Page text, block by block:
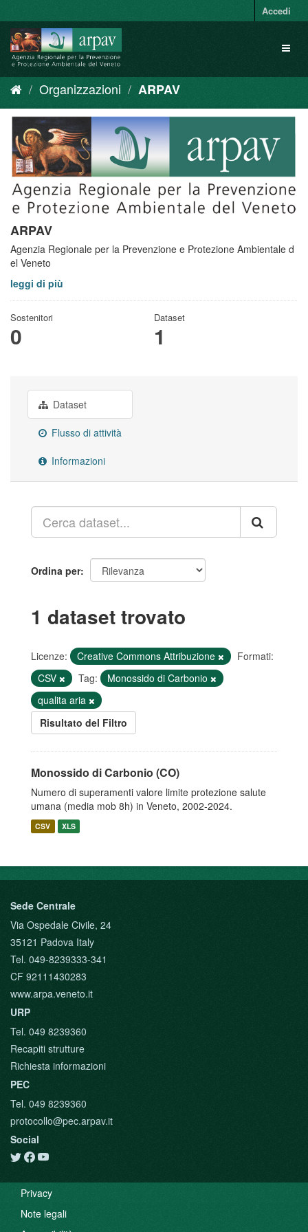
al
contenuto
Accedi
Organizzazioni ARPAV
ARPAV
Agenzia Regionale per la Prevenzione e Protezione Ambientale d
el Veneto
leggi di più
Sostenitori
0
Dataset
1
Dataset
Flusso di attività
Informazioni
Ordina per
1 dataset trovato
Licenze: Creative Commons Attribuzione
Formati:
CSV
Tag:
Monossido di Carbonio
qualita aria
Risultato del Filtro
Monossido di Carbonio (CO)
Numero di superamenti valore limite protezione salute
umana (media mob 8h) in Veneto, 2002-2024.
CSV XLS
Sede Centrale
Via Ospedale Civile, 24
35121 Padova Italy
Tel. 049-8239333-341
CF 92111430283
www.arpa.veneto.it
URP
Tel. 049 8239360
Recapiti strutture
Richiesta informazioni
PEC
Tel. 049 8239360
protocollo@pec.arpav.it
Social
Privacy
Note legali